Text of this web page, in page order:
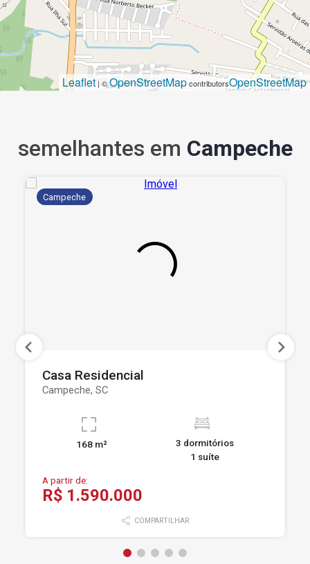
Leaflet | ©OpenStreetMapcontributorsOpenStreetMap
semelhantes em Campeche
Campeche
Casa Residencial
Campeche, SC
168 m²
3 dormitórios
1 suíte
A partir de:
R$ 1.590.000
COMPARTILHAR